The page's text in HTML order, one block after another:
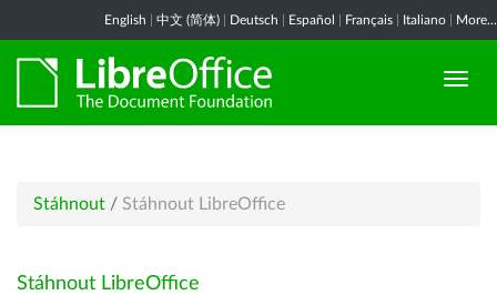
English 中文 (简体) Deutsch Español Français Italiano More...
Stáhnout / Stáhnout LibreOffice
Stáhnout LibreOffice